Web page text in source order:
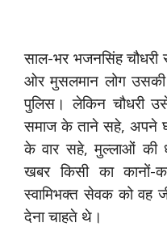
साल-भर भजनसिंह चौधरी
ओर मुसलमान लोग
पुलिस। लेकिन चौधरी
समाज के ताने सहे, अपने
के वार सहे, मुल्लाओं की
खबर किसी का कानों-
स्वामिभक्त सेवक को वह
देना चाहते थे।